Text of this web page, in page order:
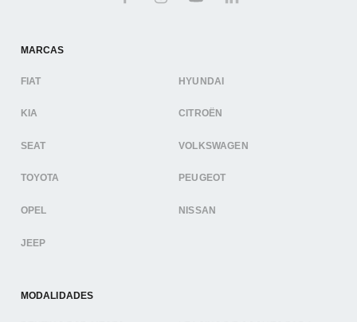
MARCAS
FIAT HYUNDAI
KIA CITROËN
SEAT VOLKSWAGEN
TOYOTA PEUGEOT
OPEL NISSAN
JEEP
MODALIDADES